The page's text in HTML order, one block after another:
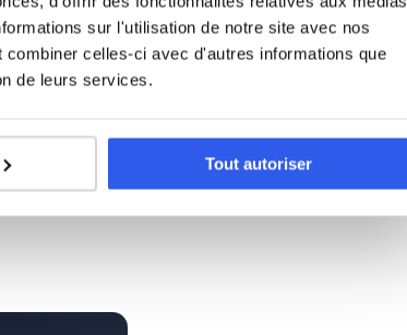
sur l'utilisation de notre site avec nos
celles-ci avec d'autres informations que
de leurs services.
Tout autoriser